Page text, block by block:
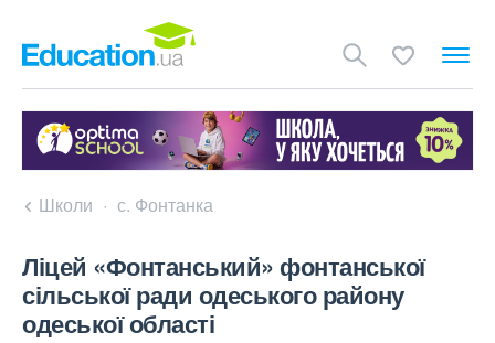
Школи с. Фонтанка
Ліцей «Фонтанський» фонтанської
сільської ради одеського району
одеської області